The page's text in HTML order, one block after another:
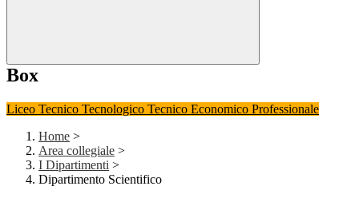
Box
Liceo Tecnico Tecnologico Tecnico Economico Professionale
Home >
Area collegiale >
I Dipartimenti >
Dipartimento Scientifico